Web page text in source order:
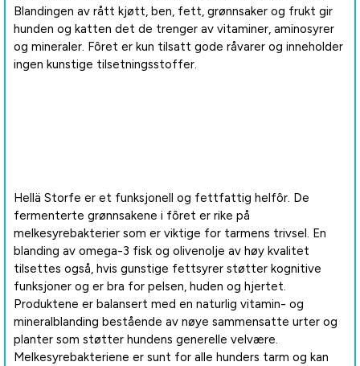
Blandingen av rått kjøtt, ben, fett, grønnsaker og frukt gir
hunden og katten det de trenger av vitaminer, aminosyrer
og mineraler. Fôret er kun tilsatt gode råvarer og inneholder
ingen kunstige tilsetningsstoffer.
Hellä Storfe er et funksjonell og fettfattig helfôr. De
fermenterte grønnsakene i fôret er rike på
melkesyrebakterier som er viktige for tarmens trivsel. En
blanding av omega-3 fisk og olivenolje av høy kvalitet
tilsettes også, hvis gunstige fettsyrer støtter kognitive
funksjoner og er bra for pelsen, huden og hjertet.
Produktene er balansert med en naturlig vitamin- og
mineralblanding bestående av nøye sammensatte urter og
planter som støtter hundens generelle velvære.
Melkesyrebakteriene er sunt for alle hunders tarm og kan